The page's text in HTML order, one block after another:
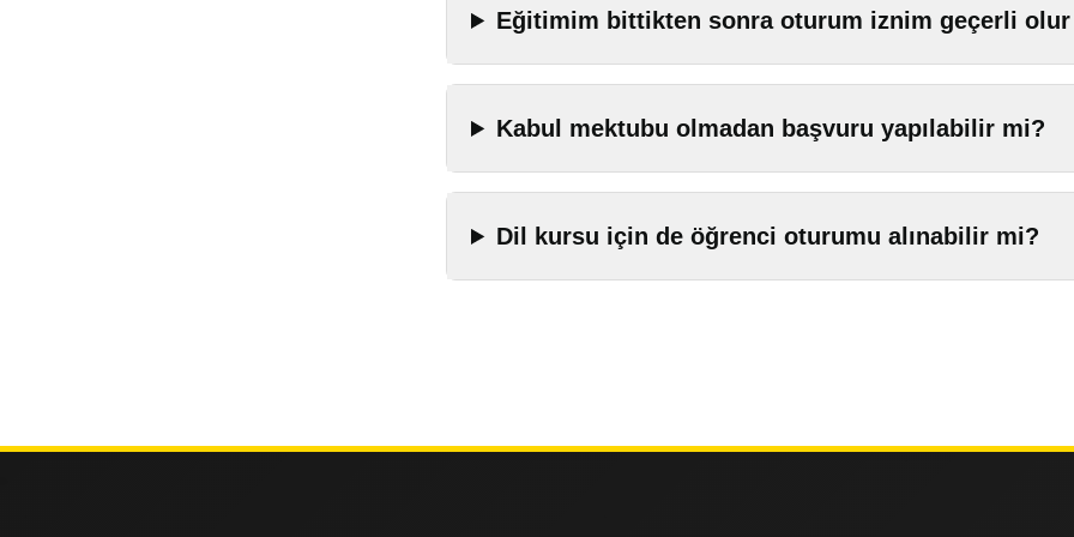
Eğitimim bittikten sonra oturum iznim geçerli olur
Kabul mektubu olmadan başvuru yapılabilir mi?
Dil kursu için de öğrenci oturumu alınabilir mi?